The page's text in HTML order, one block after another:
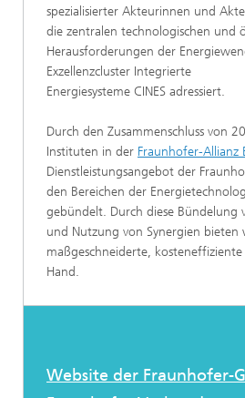
spezialisierter Akteurinnen und
die zentralen technologischen und
Herausforderungen der
Exzellenzcluster Integrierte
Energiesysteme CINES adressiert.
Durch den Zusammenschluss von
Instituten in der Fraunhofer-Allianz
Dienstleistungsangebot der
den Bereichen der
gebündelt. Durch diese Bündelung
und Nutzung von Synergien bieten
maßgeschneiderte,
Hand.
Website der Fraunhofer-